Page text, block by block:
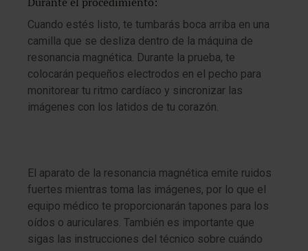
Cuando estés listo, te tumbarás boca arriba en una
camilla que se desliza dentro de la máquina de
resonancia magnética. Durante la prueba, te
colocarán pequeños electrodos en el pecho para
monitorear tu ritmo cardíaco y sincronizar las
imágenes con los latidos de tu corazón.
El aparato de la resonancia magnética emite ruidos
fuertes mientras toma las imágenes, por lo que el
equipo médico te proporcionarán tapones para los
oídos o auriculares. También es importante que
sigas las instrucciones del técnico sobre cuándo